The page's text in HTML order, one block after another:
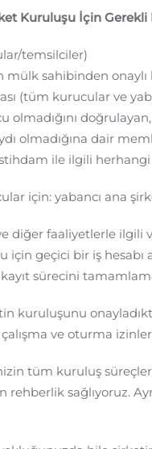
Kuruluşu İçin Gerekli
temsilciler)
mülk sahibinden
(tüm kurucular ve
olmadığını
olmadığına dair
ile ilgili
için: yabancı ana
diğer faaliyetlerle ilgili
için geçici bir iş hesabı
sürecini
kuruluşunu
çalışma ve oturma
tüm kuruluş
rehberlik sağlıyoruz.